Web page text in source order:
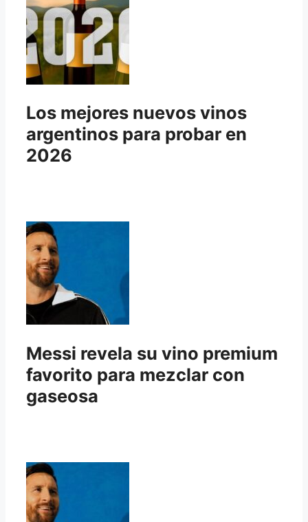
Los mejores nuevos vinos
argentinos para probar en
2026
Messi revela su vino premium
favorito para mezclar con
gaseosa